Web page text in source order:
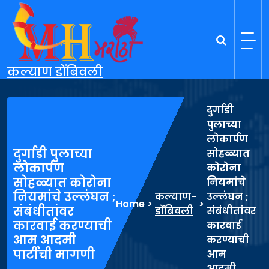
content
कल्याण डोंबिवली
दुर्गाडी पुलाच्या
लोकार्पण
सोहळ्यात कोरोना
नियमांचे उल्लंघन ;
संबंधीतांवर
कारवाई करण्याची
आम आदमी
पार्टीची मागणी
Home >
कल्याण-
डोंबिवली
>
दुर्गाडी
पुलाच्या
लोकार्पण
सोहळ्यात
कोरोना
नियमांचे
उल्लंघन ;
संबंधीतांवर
कारवाई
करण्याची
आम